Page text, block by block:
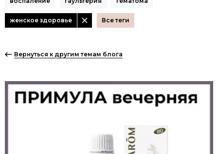
женское здоровье
Вернуться к другим темам блога